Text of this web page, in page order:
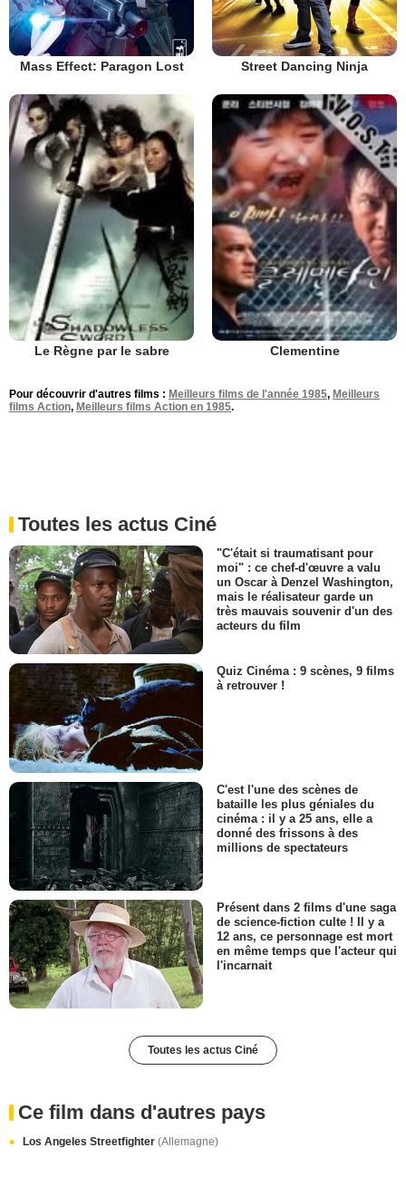
Mass Effect: Paragon Lost Street Dancing Ninja
Le Règne par le sabre Clementine
Pour découvrir d'autres films : Meilleurs films de l'année 1985, Meilleurs
films Action, Meilleurs films Action en 1985.
Toutes les actus Ciné
"C'était si traumatisant pour
moi" : ce chef-d'œuvre a valu
un Oscar à Denzel Washington,
mais le réalisateur garde un
très mauvais souvenir d'un des
acteurs du film
Quiz Cinéma : 9 scènes, 9 films
à retrouver !
C'est l'une des scènes de
bataille les plus géniales du
cinéma : il y a 25 ans, elle a
donné des frissons à des
millions de spectateurs
Présent dans 2 films d'une saga
de science-fiction culte ! Il y a
12 ans, ce personnage est mort
en même temps que l'acteur qui
l'incarnait
Toutes les actus Ciné
Ce film dans d'autres pays
Los Angeles Streetfighter (Allemagne)